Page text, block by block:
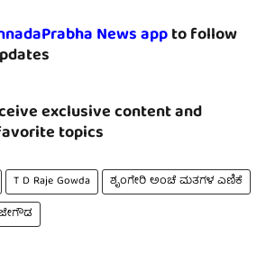
News appto follow
exclusive content and
topics
T D Raje Gowda
ಶೃಂಗೇರಿ ಅಂಚೆ ಮತಗಳ ಎಣಿಕೆ